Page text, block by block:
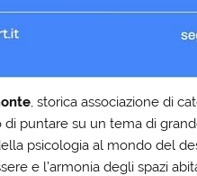
, storica associazione di
di puntare su un tema di
psicologia al mondo del
e l’armonia degli spazi